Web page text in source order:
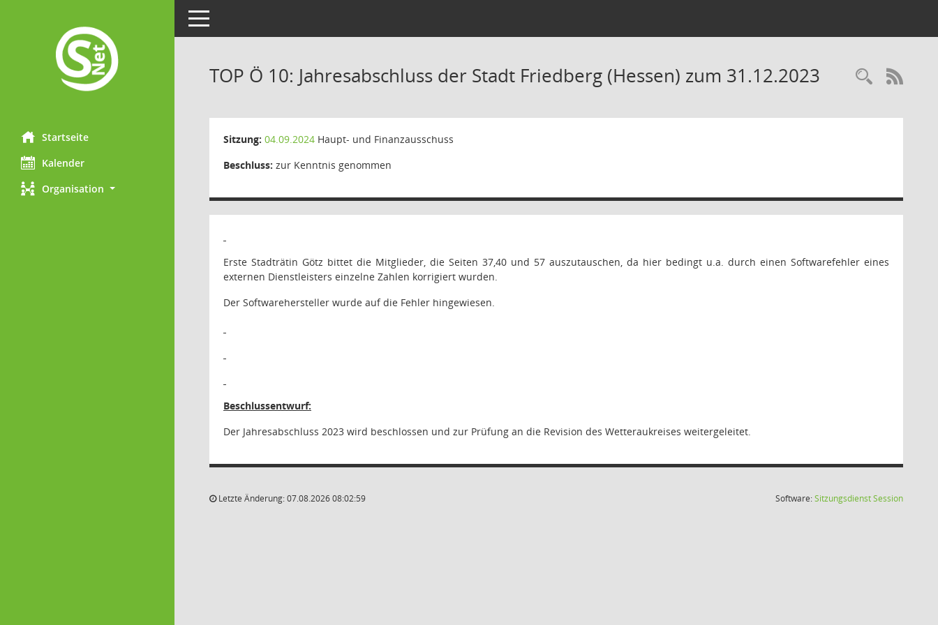
Startseite
Kalender
Organisation
Toggle navigation
TOP Ö 10: Jahresabschluss der Stadt Friedberg (Hessen) zum 31.12.2023
Sitzung: 04.09.2024 Haupt- und Finanzausschuss
Beschluss: zur Kenntnis genommen
Erste Stadträtin Götz bittet die Mitglieder, die Seiten 37,40 und 57 auszutauschen, da hier bedingt u.a. durch einen Softwarefehler eines
externen Dienstleisters einzelne Zahlen korrigiert wurden.
Der Softwarehersteller wurde auf die Fehler hingewiesen.
Beschlussentwurf:
Der Jahresabschluss 2023 wird beschlossen und zur Prüfung an die Revision des Wetteraukreises weitergeleitet.
Letzte Änderung: 07.08.2026 08:02:59 Software:SitzungsdienstSession(Wird in